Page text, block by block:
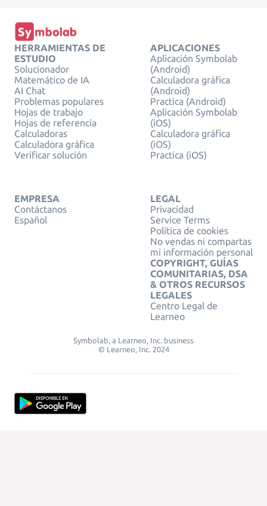
HERRAMIENTAS DE
ESTUDIO
Solucionador
Matemático de IA
AI Chat
Problemas populares
Hojas de trabajo
Hojas de referencia
Calculadoras
Calculadora gráfica
Verificar solución
APLICACIONES
Aplicación Symbolab
(Android)
Calculadora gráfica
(Android)
Practica (Android)
Aplicación Symbolab
(iOS)
Calculadora gráfica
(iOS)
Practica (iOS)
EMPRESA
Contáctanos
Español
LEGAL
Privacidad
Service Terms
Política de cookies
No vendas ni compartas
mi información personal
COPYRIGHT, GUÍAS
COMUNITARIAS, DSA
& OTROS RECURSOS
LEGALES
Centro Legal de
Learneo
Symbolab, a Learneo, Inc. business
© Learneo, Inc. 2024